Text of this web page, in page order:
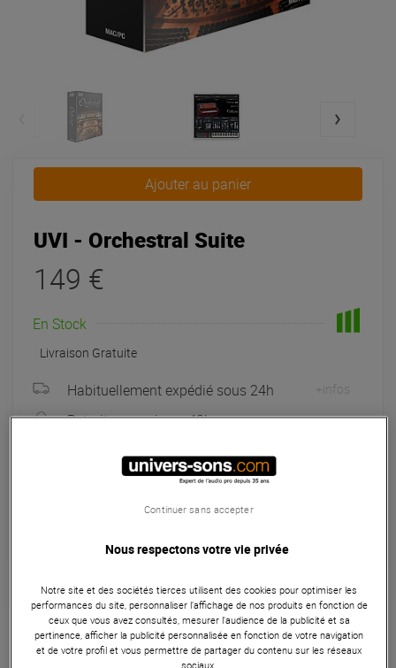
Ajouter au panier
UVI - Orchestral Suite
149 €
En Stock
Livraison Gratuite
Habituellement expédié sous 24h +infos
Retrait magasin en 48h
Apport initial :
Coût de financement :
TAEG fixe :
Instruments Virtuels - VST
Orchestral Suite vous donne accès à une sélection de plus
Nous respectons votre vie privée
Notre site et des sociétés tierces utilisent des cookies pour optimiser les
performances du site, personnaliser l’affichage de nos produits en fonction de
ceux que vous avez consultés, mesurer l'audience de la publicité et sa
pertinence, afficher la publicité personnalisée en fonction de votre navigation
et de votre profil et vous permettre de partager du contenu sur les réseaux
sociaux.
Continuer sans accepter